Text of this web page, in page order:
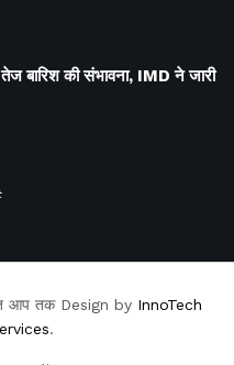
बारिश की संभावना, IMD ने जारी
आप तक Design by InnoTech
.